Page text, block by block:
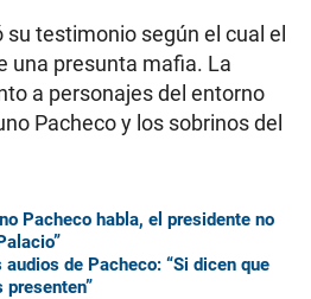
testimonio según el cual el
una presunta mafia. La
a personajes del entorno
Pacheco y los sobrinos del
Pacheco habla, el presidente no
de Pacheco: “Si dicen que
presenten”